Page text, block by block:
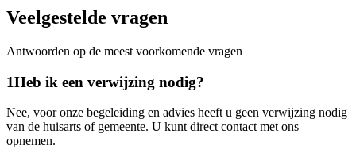
Veelgestelde vragen
Antwoorden op de meest voorkomende vragen
1Heb ik een verwijzing nodig?
Nee, voor onze begeleiding en advies heeft u geen verwijzing nodig
van de huisarts of gemeente. U kunt direct contact met ons
opnemen.